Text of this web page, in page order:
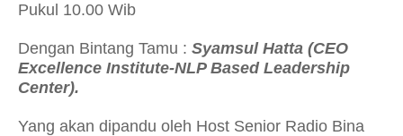
Pukul 10.00 Wib
Dengan Bintang Tamu : Syamsul Hatta (CEO
Excellence Institute-NLP Based Leadership
Center).
Yang akan dipandu oleh Host Senior Radio Bina